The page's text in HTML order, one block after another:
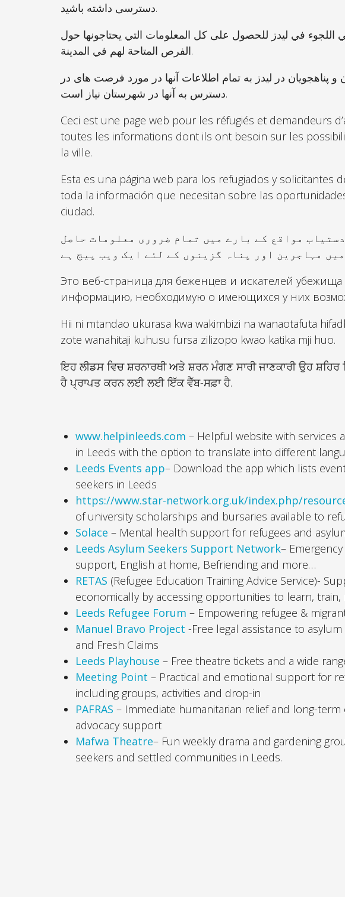
دسترسی داشته باشید.
اللجوء في ليدز للحصول على كل المعلومات التي يحتاجونها حول
الفرص المتاحة لهم في المدينة.
پناهجویان در لیدز به تمام اطلاعات آنها در مورد فرصت های در
دسترس به آنها در شهرستان نیاز است.
Ceci est une page web pour les réfugiés et demandeurs
toutes les informations dont ils ont besoin sur les
la ville.
Esta es una página web para los refugiados y solicitantes
toda la información que necesitan sobre las
ciudad.
مواقع کے بارے میں تمام ضروری معلومات حاصل
Это веб-страница для беженцев и искателей
информацию, необходимую о имеющихся у них
Hii ni mtandao ukurasa kwa wakimbizi na wanaotafuta
zote wanahitaji kuhusu fursa zilizopo kwao katika mji huo.
ਇਹ ਲੀਡਸ ਵਿਚ ਸ਼ਰਨਾਰਥੀ ਅਤੇ ਸ਼ਰਨ ਮੰਗਣ ਸਾਰੀ ਜਾਣਕਾਰੀ ਉਹ
ਹੈ ਪ੍ਰਾਪਤ ਕਰਨ ਲਈ ਲਈ ਇੱਕ ਵੈੱਬ-ਸਫ਼ਾ ਹੈ.
www.helpinleeds.com – Helpful website with services
in Leeds with the option to translate into different
Leeds Events app– Download the app which lists
seekers in Leeds
https://www.star-network.org.uk/index.php/
of university scholarships and bursaries available to
Solace – Mental health support for refugees and
Leeds Asylum Seekers Support Network–
support, English at home, Befriending and more…
RETAS (Refugee Education Training Advice Service)-
economically by accessing opportunities to learn, train,
Leeds Refugee Forum– Empowering refugee &
Manuel Bravo Project -Free legal assistance to
and Fresh Claims
Leeds Playhouse – Free theatre tickets and a wide
Meeting Point – Practical and emotional support for
including groups, activities and drop-in
PAFRAS – Immediate humanitarian relief and long-term
advocacy support
Mafwa Theatre– Fun weekly drama and gardening
seekers and settled communities in Leeds.